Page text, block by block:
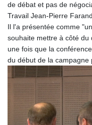
de débat et pas de
Travail Jean-Pierre
Il l'a présentée comme
souhaite mettre à côté du
une fois que la
du début de la campagne